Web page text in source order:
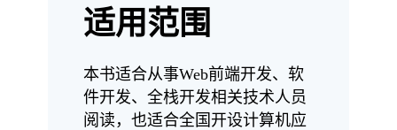
适用范围
本书适合从事Web前端开发、软
件开发、全栈开发相关技术人员
阅读，也适合全国开设计算机应